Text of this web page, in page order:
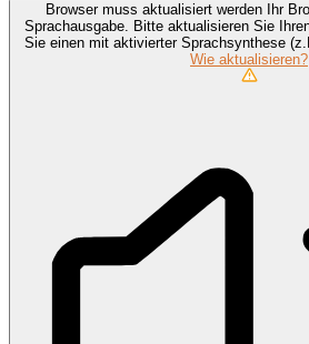
Browser muss aktualisiert werden
Ihr
Sprachausgabe. Bitte aktualisieren Sie
Sie einen mit aktivierter Sprachsynthese
Wie aktualisieren?